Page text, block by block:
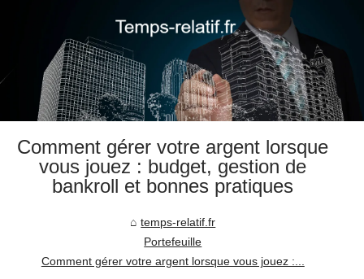
Comment gérer votre argent lorsque
vous jouez : budget, gestion de
bankroll et bonnes pratiques
temps-relatif.fr
Portefeuille
Comment gérer votre argent lorsque vous jouez :...